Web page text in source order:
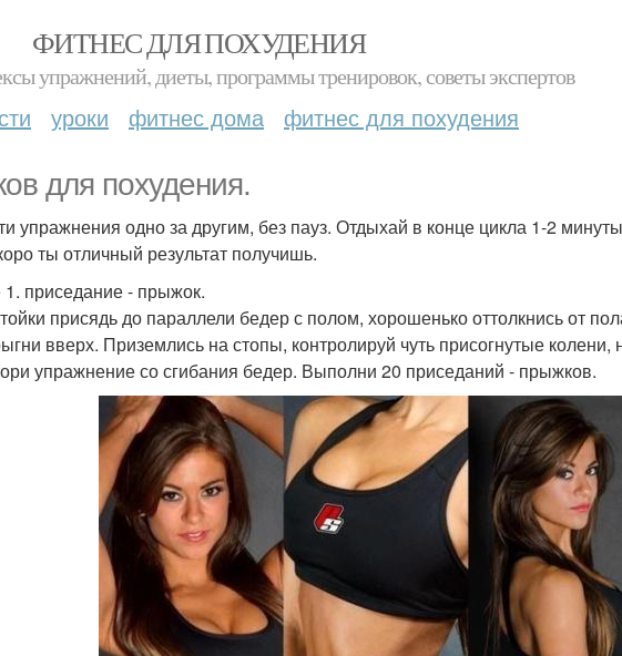
ФИТНЕС ДЛЯ ПОХУДЕНИЯ
упражнений, диеты, программы тренировок, советы экспертов
уроки фитнес дома фитнес для похудения
для похудения.
упражнения одно за другим, без пауз. Отдыхай в конце цикла 1-2
ты отличный результат получишь.
приседание - прыжок.
присядь до параллели бедер с полом, хорошенько оттолкнись от
вверх. Приземлись на стопы, контролируй чуть присогнутые колени,
упражнение со сгибания бедер. Выполни 20 приседаний - прыжков.